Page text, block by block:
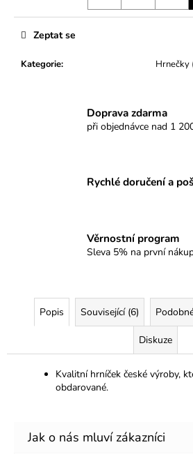
Kategorie: Hrnečky
Zeptat se
Doprava zdarma
při objednávce nad 1
Rychlé doručení a
Věrnostní program
Sleva 5% na první
Popis Související (6)
Diskuze
Kvalitní hrníček české výroby,
obdarované.